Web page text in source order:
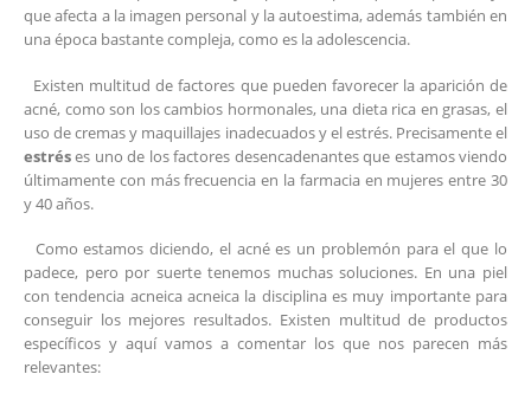
que afecta a la imagen personal y la autoestima, además también en
una época bastante compleja, como es la adolescencia.
Existen multitud de factores que pueden favorecer la aparición de
acné, como son los cambios hormonales, una dieta rica en grasas, el
uso de cremas y maquillajes inadecuados y el estrés. Precisamente el
estréses uno de los factores desencadenantes que estamos viendo
últimamente con más frecuencia en la farmacia en mujeres entre 30
y 40 años.
Como estamos diciendo, el acné es un problemón para el que lo
padece, pero por suerte tenemos muchas soluciones. En una piel
con tendencia acneica acneica la disciplina es muy importante para
conseguir los mejores resultados. Existen multitud de productos
específicos y aquí vamos a comentar los que nos parecen más
relevantes: